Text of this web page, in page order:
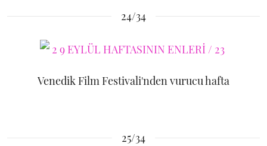
24/34
Venedik Film Festivali'nden vurucu hafta
25/34